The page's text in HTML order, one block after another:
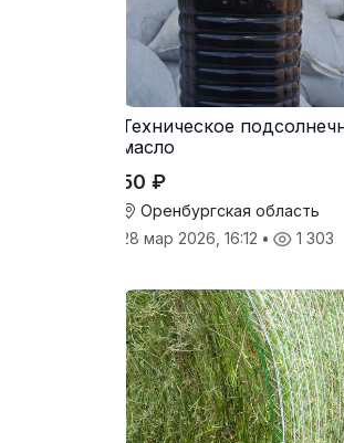
Техническое
масло
50 ₽
Оренбургская область
28 мар 2026, 16:12 • 1 303